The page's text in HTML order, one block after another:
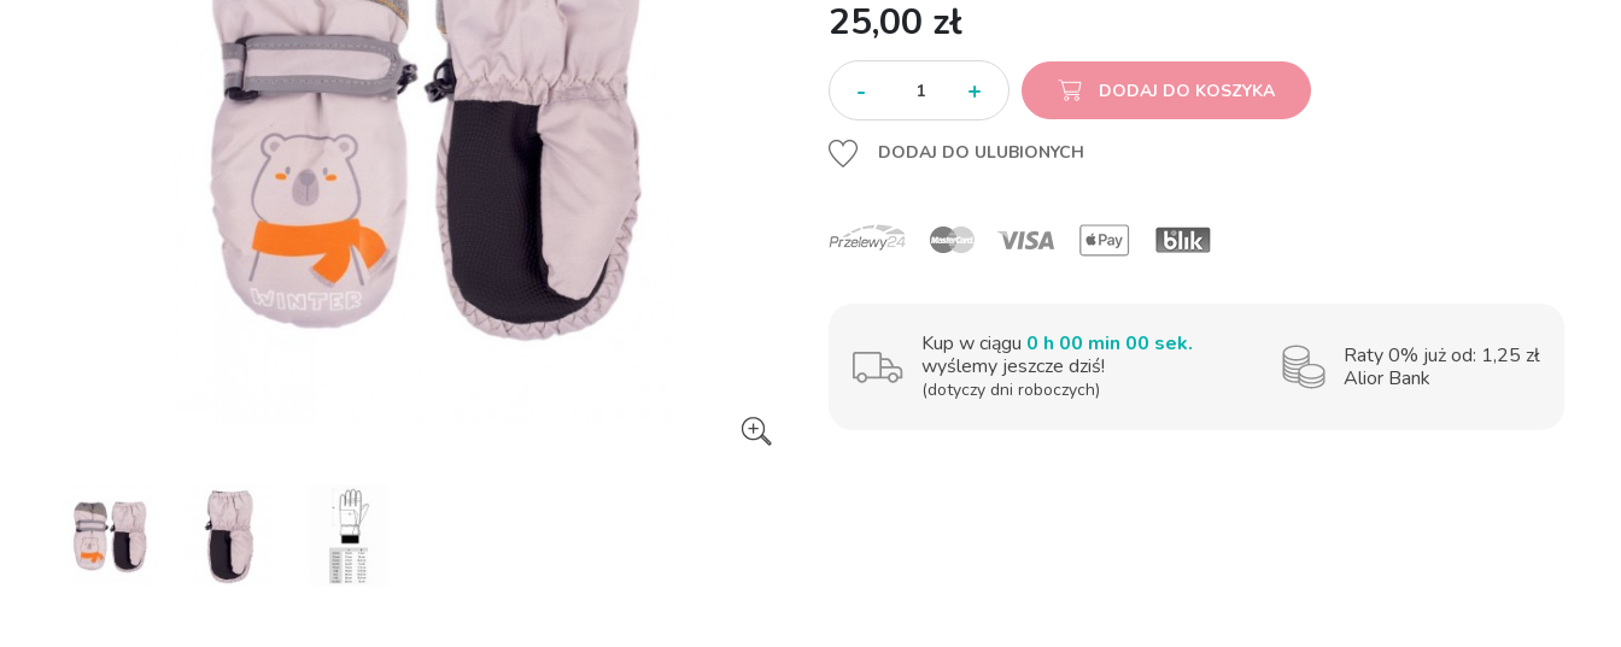
25,00 zł
- + DODAJ DO KOSZYKA
DODAJ DO ULUBIONYCH
Kup w ciągu 0 h 00 min 00 sek.
wyślemy jeszcze dziś!
(dotyczy dni roboczych)
Raty 0% już od: 1,25 zł
Alior Bank